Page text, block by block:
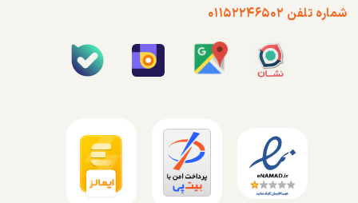
شماره تلفن ۰۱۱۵۲۲۴۶۵۰۲